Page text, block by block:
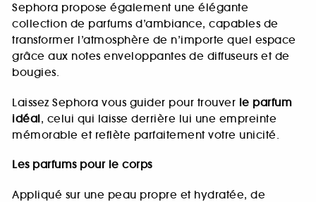
Sephora propose également une élégante
collection de parfums d’ambiance, capables de
transformer l’atmosphère de n’importe quel espace
grâce aux notes enveloppantes de diffuseurs et de
bougies.
Laissez Sephora vous guider pour trouver le parfum
idéal, celui qui laisse derrière lui une empreinte
mémorable et reflète parfaitement votre unicité.
Les parfums pour le corps
Appliqué sur une peau propre et hydratée, de